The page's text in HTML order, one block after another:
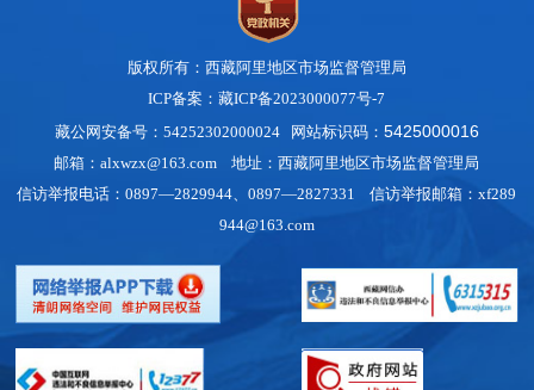
版权所有：西藏阿里地区市场监督管理局
ICP备案：藏ICP备2023000077号-7
藏公网安备号：54252302000024 网站标识码： 5425000016
邮箱：alxwzx@163.com 地址：西藏阿里地区市场监督管理局
信访举报电话：0897—2829944、0897—2827331 信访举报邮箱：xf289
944@163.com